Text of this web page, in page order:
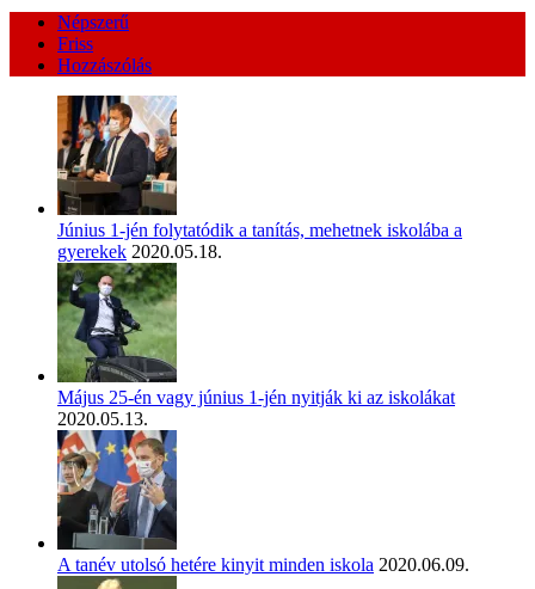
Népszerű
Friss
Hozzászólás
Június 1-jén folytatódik a tanítás, mehetnek iskolába a
gyerekek 2020.05.18.
Május 25-én vagy június 1-jén nyitják ki az iskolákat
2020.05.13.
A tanév utolsó hetére kinyit minden iskola 2020.06.09.